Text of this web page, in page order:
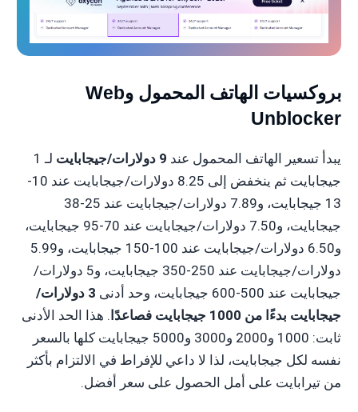
بروكسيات الهاتف المحمول وWeb
Unblocker
يبدأ تسعير الهاتف المحمول عند 9 دولارات/جيجابايت
لـ 1
جيجابايت ثم ينخفض إلى 8.25 دولارات/جيجابايت عند 10-
13 جيجابايت، و7.89 دولارات/جيجابايت عند 25-38
جيجابايت، و7.50 دولارات/جيجابايت عند 70-95 جيجابايت،
و6.50 دولارات/جيجابايت عند 100-150 جيجابايت، و5.99
دولارات/جيجابايت عند 250-350 جيجابايت، و5 دولارات/
جيجابايت عند 500-600 جيجابايت، وحد أدنى
3 دولارات/
جيجابايت بدءًا من 1000 جيجابايت فصاعدًا
. هذا الحد الأدنى
ثابت: 1000 و2000 و3000 و5000 جيجابايت كلها بالسعر
نفسه لكل جيجابايت، لذا لا داعي للإفراط في الالتزام بأكثر
من تيرابايت على أمل الحصول على سعر أفضل.